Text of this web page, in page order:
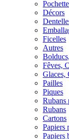
Décors
Ficelles
Autres
Fêves,
Glaces,
Pailles
Piques
Rubans
Rubans
Cartons
Papiers
Papiers